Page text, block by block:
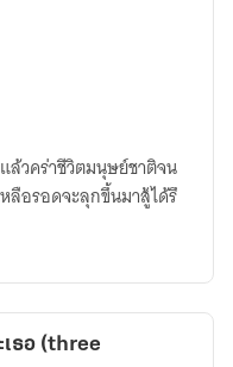
ล้วคร่าชีวิตมนุษย์ชาติจน
ลือรอดจะลุกขึ้นมาสู้ได้รึ
ธอ (three